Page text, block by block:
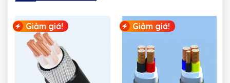
Giảm giá! Giảm giá!